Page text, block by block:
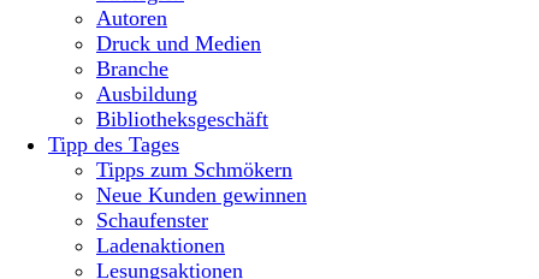
Autoren
Druck und Medien
Branche
Ausbildung
Bibliotheksgeschäft
Tipp des Tages
Tipps zum Schmökern
Neue Kunden gewinnen
Schaufenster
Ladenaktionen
Lesungsaktionen